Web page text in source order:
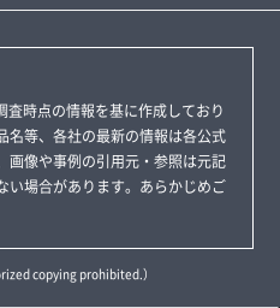
時点の情報を基に作成しており
名等、各社の最新の情報は各公式
画像や事例の引用元・参照は元記
い場合があります。あらかじめご
copying prohibited.）